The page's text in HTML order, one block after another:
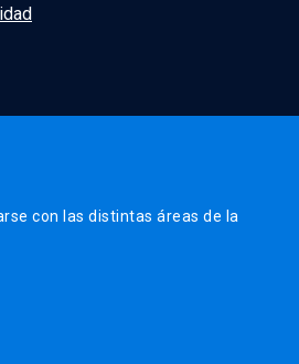
con las distintas áreas de la